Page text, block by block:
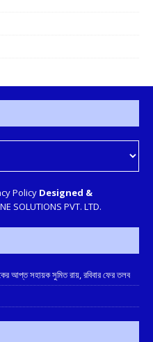
Policy Designed &
SOLUTIONS PVT. LTD.
আপ্ত সহায়ক সুমিত রায়, রবিবার ফের তলব